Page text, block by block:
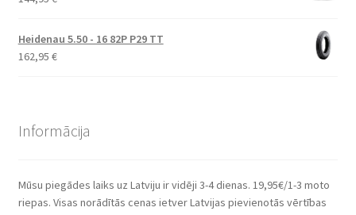
Heidenau 5.50 - 16 82P P29 TT
162,95 €
Informācija
Mūsu piegādes laiks uz Latviju ir vidēji 3-4 dienas. 19,95€/1-3 moto
riepas. Visas norādītās cenas ietver Latvijas pievienotās vērtības